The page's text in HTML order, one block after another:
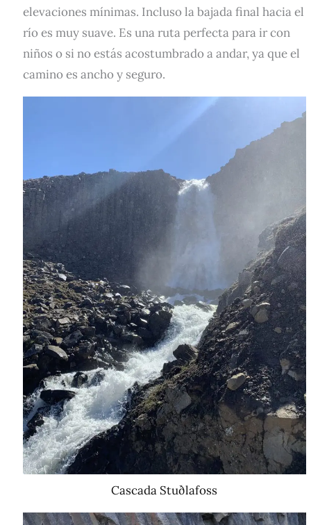
elevaciones mínimas. Incluso la bajada final hacia el
río es muy suave. Es una ruta perfecta para ir con
niños o si no estás acostumbrado a andar, ya que el
camino es ancho y seguro.
Cascada Stuðlafoss